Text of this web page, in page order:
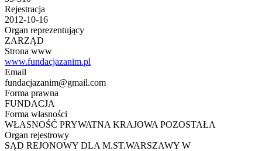
Rejestracja
2012-10-16
Organ reprezentujący
ZARZĄD
Strona www
www.fundacjazanim.pl
Email
fundacjazanim@gmail.com
Forma prawna
FUNDACJA
Forma własności
WŁASNOŚĆ PRYWATNA KRAJOWA POZOSTAŁA
Organ rejestrowy
SĄD REJONOWY DLA M.ST.WARSZAWY W